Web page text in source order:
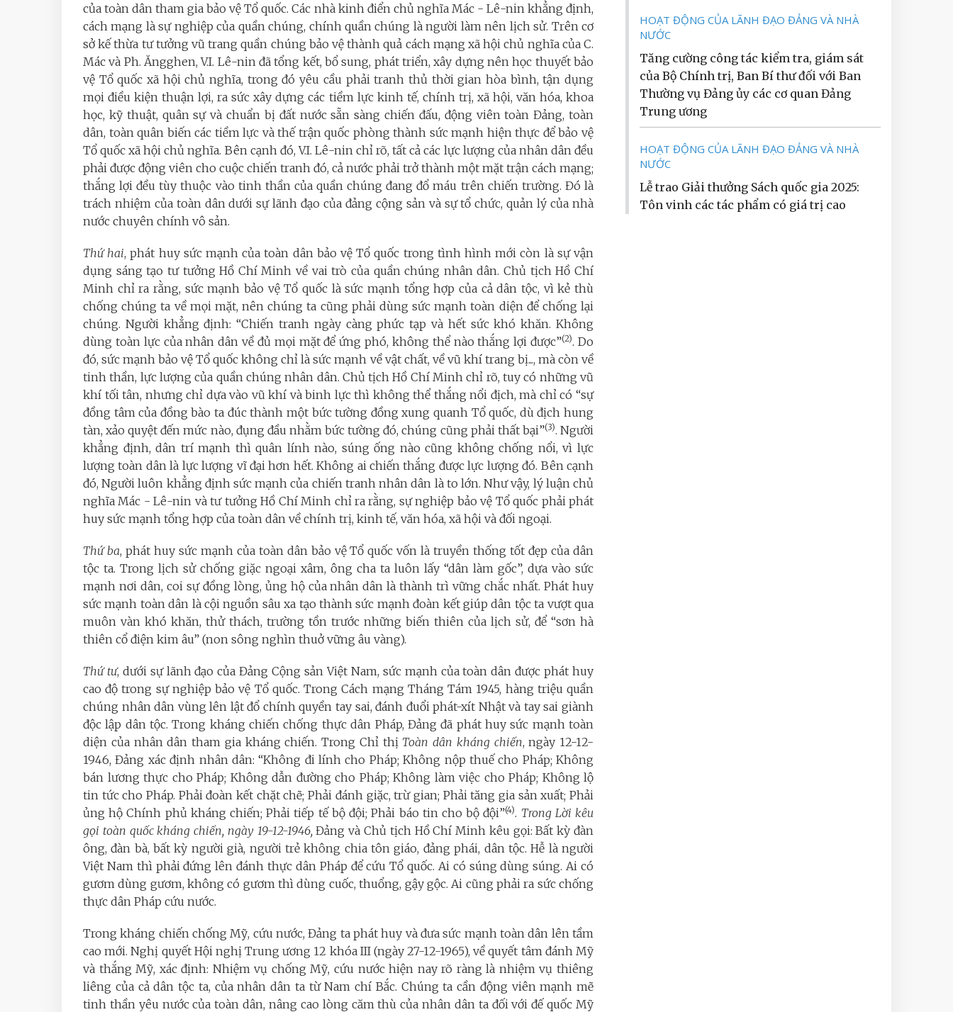
của toàn dân tham gia bảo vệ Tổ quốc. Các nhà kinh điển chủ nghĩa Mác - Lê-nin khẳng định,
cách mạng là sự nghiệp của quần chúng, chính quần chúng là người làm nên lịch sử. Trên cơ
sở kế thừa tư tưởng vũ trang quần chúng bảo vệ thành quả cách mạng xã hội chủ nghĩa của C.
Mác và Ph. Ăngghen, V.I. Lê-nin đã tổng kết, bổ sung, phát triển, xây dựng nên học thuyết bảo
vệ Tổ quốc xã hội chủ nghĩa, trong đó yêu cầu phải tranh thủ thời gian hòa bình, tận dụng
mọi điều kiện thuận lợi, ra sức xây dựng các tiềm lực kinh tế, chính trị, xã hội, văn hóa, khoa
học, kỹ thuật, quân sự và chuẩn bị đất nước sẵn sàng chiến đấu, động viên toàn Đảng, toàn
dân, toàn quân biến các tiềm lực và thế trận quốc phòng thành sức mạnh hiện thực để bảo vệ
Tổ quốc xã hội chủ nghĩa. Bên cạnh đó, V.I. Lê-nin chỉ rõ, tất cả các lực lượng của nhân dân đều
phải được động viên cho cuộc chiến tranh đó, cả nước phải trở thành một mặt trận cách mạng;
thắng lợi đều tùy thuộc vào tinh thần của quần chúng đang đổ máu trên chiến trường. Đó là
trách nhiệm của toàn dân dưới sự lãnh đạo của đảng cộng sản và sự tổ chức, quản lý của nhà
nước chuyên chính vô sản.
Thứ hai, phát huy sức mạnh của toàn dân bảo vệ Tổ quốc trong tình hình mới còn là sự vận
dụng sáng tạo tư tưởng Hồ Chí Minh về vai trò của quần chúng nhân dân. Chủ tịch Hồ Chí
Minh chỉ ra rằng, sức mạnh bảo vệ Tổ quốc là sức mạnh tổng hợp của cả dân tộc, vì kẻ thù
chống chúng ta về mọi mặt, nên chúng ta cũng phải dùng sức mạnh toàn diện để chống lại
chúng. Người khẳng định: “Chiến tranh ngày càng phức tạp và hết sức khó khăn. Không
dùng toàn lực của nhân dân về đủ mọi mặt để ứng phó, không thể nào thắng lợi được”(2). Do
đó, sức mạnh bảo vệ Tổ quốc không chỉ là sức mạnh về vật chất, về vũ khí trang bị..., mà còn về
tinh thần, lực lượng của quần chúng nhân dân. Chủ tịch Hồ Chí Minh chỉ rõ, tuy có những vũ
khí tối tân, nhưng chỉ dựa vào vũ khí và binh lực thì không thể thắng nổi địch, mà chỉ có “sự
đồng tâm của đồng bào ta đúc thành một bức tường đồng xung quanh Tổ quốc, dù địch hung
tàn, xảo quyệt đến mức nào, đụng đầu nhằm bức tường đó, chúng cũng phải thất bại”(3). Người
khẳng định, dân trí mạnh thì quân lính nào, súng ống nào cũng không chống nổi, vì lực
lượng toàn dân là lực lượng vĩ đại hơn hết. Không ai chiến thắng được lực lượng đó. Bên cạnh
đó, Người luôn khẳng định sức mạnh của chiến tranh nhân dân là to lớn. Như vậy, lý luận chủ
nghĩa Mác - Lê-nin và tư tưởng Hồ Chí Minh chỉ ra rằng, sự nghiệp bảo vệ Tổ quốc phải phát
huy sức mạnh tổng hợp của toàn dân về chính trị, kinh tế, văn hóa, xã hội và đối ngoại.
Thứ ba, phát huy sức mạnh của toàn dân bảo vệ Tổ quốc vốn là truyền thống tốt đẹp của dân
tộc ta. Trong lịch sử chống giặc ngoại xâm, ông cha ta luôn lấy “dân làm gốc”, dựa vào sức
mạnh nơi dân, coi sự đồng lòng, ủng hộ của nhân dân là thành trì vững chắc nhất. Phát huy
sức mạnh toàn dân là cội nguồn sâu xa tạo thành sức mạnh đoàn kết giúp dân tộc ta vượt qua
muôn vàn khó khăn, thử thách, trường tồn trước những biến thiên của lịch sử, để “sơn hà
thiên cổ điện kim âu” (non sông nghìn thuở vững âu vàng).
Thứ tư, dưới sự lãnh đạo của Đảng Cộng sản Việt Nam, sức mạnh của toàn dân được phát huy
cao độ trong sự nghiệp bảo vệ Tổ quốc. Trong Cách mạng Tháng Tám 1945, hàng triệu quần
chúng nhân dân vùng lên lật đổ chính quyền tay sai, đánh đuổi phát-xít Nhật và tay sai giành
độc lập dân tộc. Trong kháng chiến chống thực dân Pháp, Đảng đã phát huy sức mạnh toàn
diện của nhân dân tham gia kháng chiến. Trong Chỉ thị Toàn dân kháng chiến, ngày 12-12-
1946, Đảng xác định nhân dân: “Không đi lính cho Pháp; Không nộp thuế cho Pháp; Không
bán lương thực cho Pháp; Không dẫn đường cho Pháp; Không làm việc cho Pháp; Không lộ
tin tức cho Pháp. Phải đoàn kết chặt chẽ; Phải đánh giặc, trừ gian; Phải tăng gia sản xuất; Phải
ủng hộ Chính phủ kháng chiến; Phải tiếp tế bộ đội; Phải báo tin cho bộ đội”(4). Trong Lời kêu
gọi toàn quốc kháng chiến, ngày 19-12-1946, Đảng và Chủ tịch Hồ Chí Minh kêu gọi: Bất kỳ đàn
ông, đàn bà, bất kỳ người già, người trẻ không chia tôn giáo, đảng phái, dân tộc. Hễ là người
Việt Nam thì phải đứng lên đánh thực dân Pháp để cứu Tổ quốc. Ai có súng dùng súng. Ai có
gươm dùng gươm, không có gươm thì dùng cuốc, thuổng, gậy gộc. Ai cũng phải ra sức chống
thực dân Pháp cứu nước.
Trong kháng chiến chống Mỹ, cứu nước, Đảng ta phát huy và đưa sức mạnh toàn dân lên tầm
cao mới. Nghị quyết Hội nghị Trung ương 12 khóa III (ngày 27-12-1965), về quyết tâm đánh Mỹ
và thắng Mỹ, xác định: Nhiệm vụ chống Mỹ, cứu nước hiện nay rõ ràng là nhiệm vụ thiêng
liêng của cả dân tộc ta, của nhân dân ta từ Nam chí Bắc. Chúng ta cần động viên mạnh mẽ
tinh thần yêu nước của toàn dân, nâng cao lòng căm thù của nhân dân ta đối với đế quốc Mỹ
HOẠT ĐỘNG CỦA LÃNH ĐẠO ĐẢNG VÀ NHÀ
NƯỚC
Tăng cường công tác kiểm tra, giám sát
của Bộ Chính trị, Ban Bí thư đối với Ban
Thường vụ Đảng ủy các cơ quan Đảng
Trung ương
HOẠT ĐỘNG CỦA LÃNH ĐẠO ĐẢNG VÀ NHÀ
NƯỚC
Lễ trao Giải thưởng Sách quốc gia 2025:
Tôn vinh các tác phẩm có giá trị cao